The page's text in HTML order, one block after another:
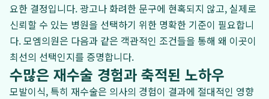
요한 결정입니다. 광고나 화려한 문구에 현혹되지 않고, 실제로
신뢰할 수 있는 병원을 선택하기 위한 명확한 기준이 필요합니
다. 모엠의원은 다음과 같은 객관적인 조건들을 통해 왜 이곳이
최선의 선택인지를 증명합니다.
수많은 재수술 경험과 축적된 노하우
모발이식, 특히 재수술은 의사의 경험이 결과에 절대적인 영향